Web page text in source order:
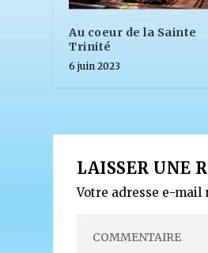
Au coeur de la Sainte
Trinité
6 juin 2023
LAISSER UNE
Votre adresse e-mail